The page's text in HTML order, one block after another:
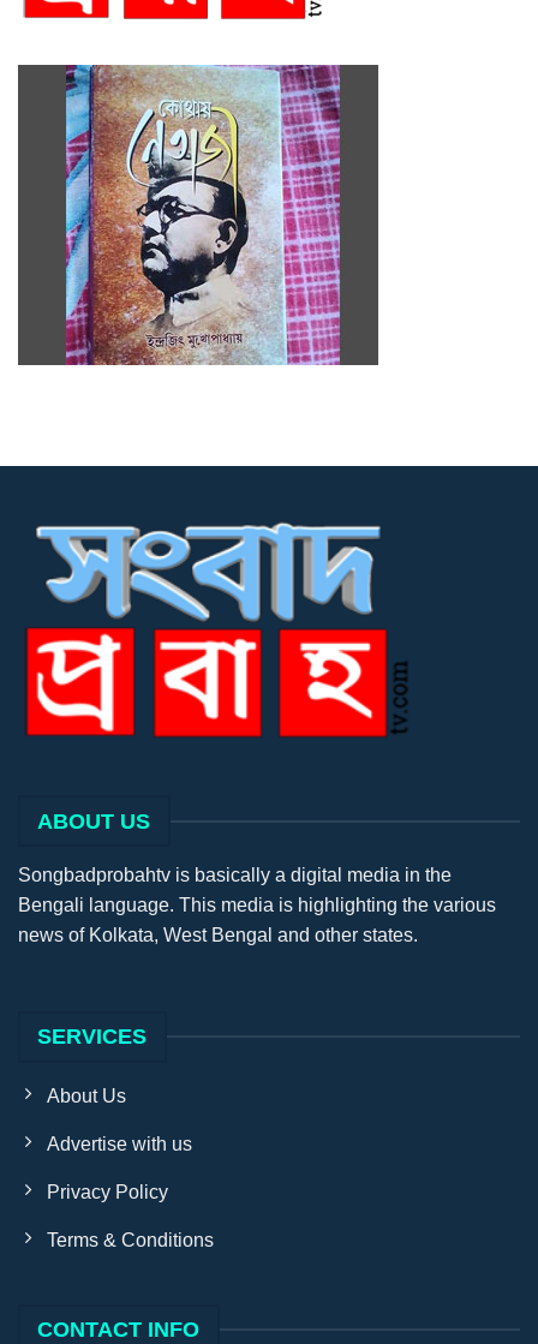
ABOUT US
Songbadprobahtv is basically a digital media in the
Bengali language. This media is highlighting the various
news of Kolkata, West Bengal and other states.
SERVICES
About Us
Advertise with us
Privacy Policy
Terms & Conditions
CONTACT INFO